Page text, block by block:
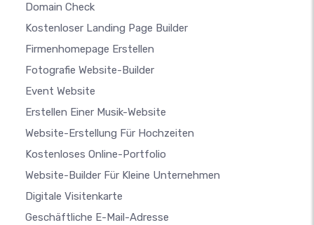
Domain Check
Kostenloser Landing Page Builder
Firmenhomepage Erstellen
Fotografie Website-Builder
Event Website
Erstellen Einer Musik-Website
Website-Erstellung Für Hochzeiten
Kostenloses Online-Portfolio
Website-Builder Für Kleine Unternehmen
Digitale Visitenkarte
Geschäftliche E-Mail-Adresse